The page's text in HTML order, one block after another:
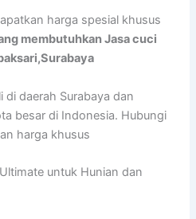
harga spesial khusus
membutuhkan Jasa cuci
di daerah Surabaya dan
besar di Indonesia. Hubungi
harga khusus
untuk Hunian dan